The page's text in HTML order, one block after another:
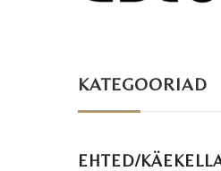
KATEGOORIAD
EHTED/